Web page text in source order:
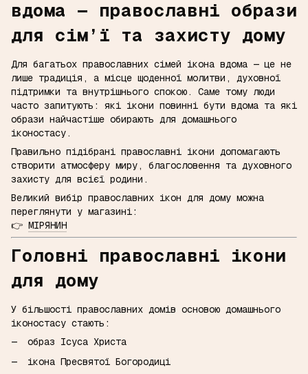
вдома — православні образи
для сім’ї та захисту дому
Для багатьох православних сімей ікона вдома — це не
лише традиція, а місце щоденної молитви, духовної
підтримки та внутрішнього спокою. Саме тому люди
часто запитують: які ікони повинні бути вдома та які
образи найчастіше обирають для домашнього
іконостасу.
Правильно підібрані православні ікони допомагають
створити атмосферу миру, благословення та духовного
захисту для всієї родини.
Великий вибір православних ікон для дому можна
переглянути у магазині:
👉 МІРЯНИН
Головні православні ікони
для дому
У більшості православних домів основою домашнього
іконостасу стають:
образ Ісуса Христа
ікона Пресвятої Богородиці